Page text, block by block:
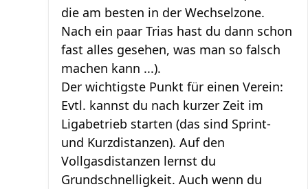
die am besten in der Wechselzone.
Nach ein paar Trias hast du dann schon
fast alles gesehen, was man so falsch
machen kann ...).
Der wichtigste Punkt für einen Verein:
Evtl. kannst du nach kurzer Zeit im
Ligabetrieb starten (das sind Sprint-
und Kurzdistanzen). Auf den
Vollgasdistanzen lernst du
Grundschnelligkeit. Auch wenn du